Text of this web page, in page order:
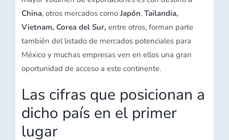
China, otros mercados como Japón,Tailandia,
Vietnam, Corea del Sur, entre otros, forman parte
también del listado de mercados potenciales para
México y muchas empresas ven en ellos una gran
oportunidad de acceso a este continente.
Las cifras que posicionan a
dicho país en el primer
lugar